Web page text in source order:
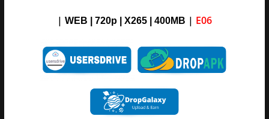
| WEB | 720p | X265 | 400M B | E06